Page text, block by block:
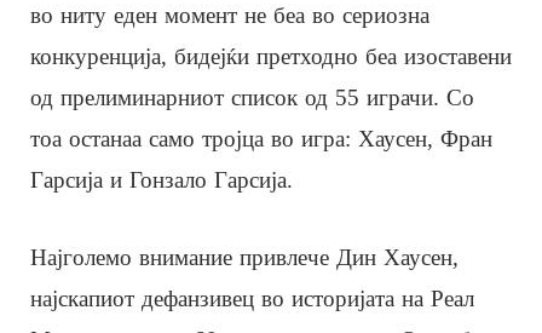
во ниту еден момент не беа во сериозна
конкуренција, бидејќи претходно беа изоставени
од прелиминарниот список од 55 играчи. Со
тоа останаа само тројца во игра: Хаусен, Фран
Гарсија и Гонзало Гарсија.
Најголемо внимание привлече Дин Хаусен,
најскапиот дефанзивец во историјата на Реал